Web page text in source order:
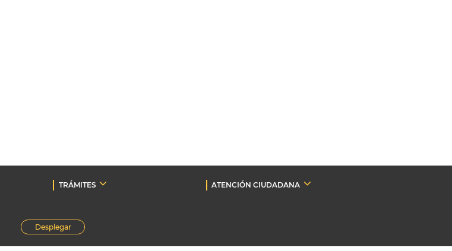
TRÁMITES
ATENCIÓN CIUDADANA
Desplegar